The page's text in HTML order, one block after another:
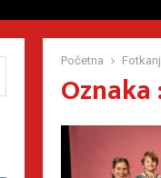
Početna